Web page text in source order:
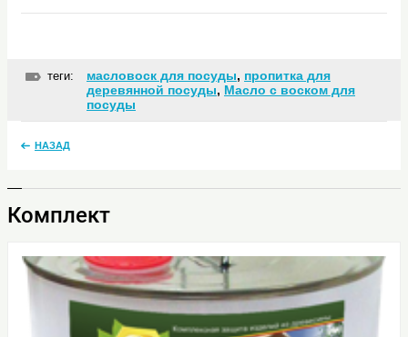
теги: масловоск для посуды, пропитка для
деревянной посуды, Масло с воском для
посуды
НАЗАД
Комплект